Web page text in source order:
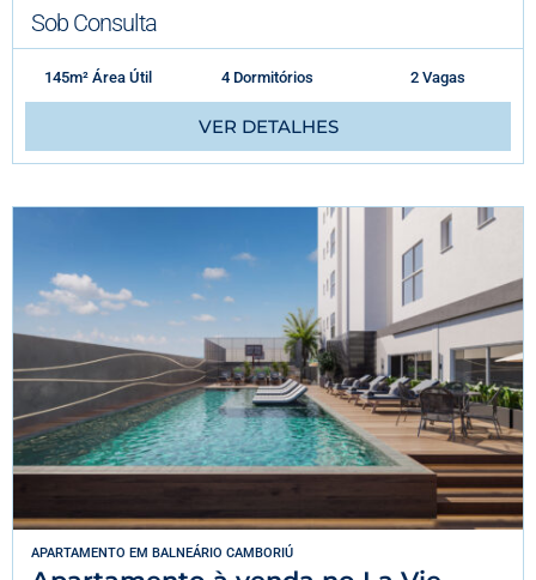
Sob Consulta
145m² Área Útil 4 Dormitórios 2 Vagas
VER DETALHES
APARTAMENTO EM BALNEÁRIO CAMBORIÚ